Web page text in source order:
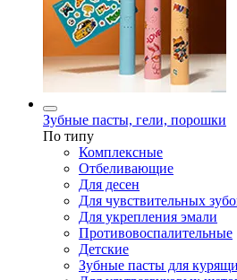
Зубные пасты, гели, порошки
По типу
Комплексные
Отбеливающие
Для десен
Для чувствительных
Для укрепления эмали
Противовоспалительные
Детские
Зубные пасты для